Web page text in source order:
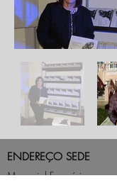
ENDEREÇO SEDE
Memorial Funerário